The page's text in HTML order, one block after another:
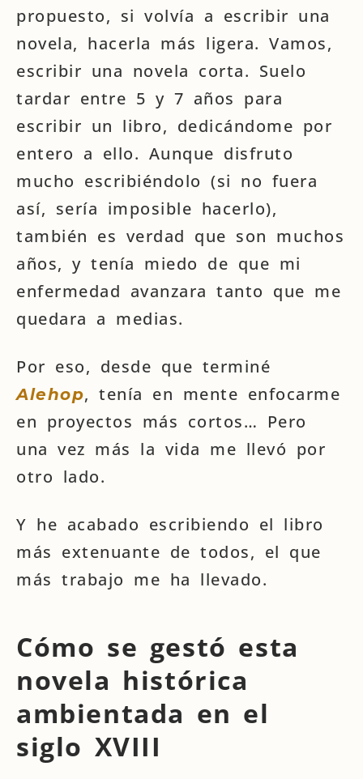
propuesto, si volvía a escribir una
novela, hacerla más ligera. Vamos,
escribir una novela corta. Suelo
tardar entre 5 y 7 años para
escribir un libro, dedicándome por
entero a ello. Aunque disfruto
mucho escribiéndolo (si no fuera
así, sería imposible hacerlo),
también es verdad que son muchos
años, y tenía miedo de que mi
enfermedad avanzara tanto que me
quedara a medias.
Por eso, desde que terminé
Alehop, tenía en mente enfocarme
en proyectos más cortos… Pero
una vez más la vida me llevó por
otro lado.
Y he acabado escribiendo el libro
más extenuante de todos, el que
más trabajo me ha llevado.
Cómo se gestó esta
novela histórica
ambientada en el
siglo XVIII